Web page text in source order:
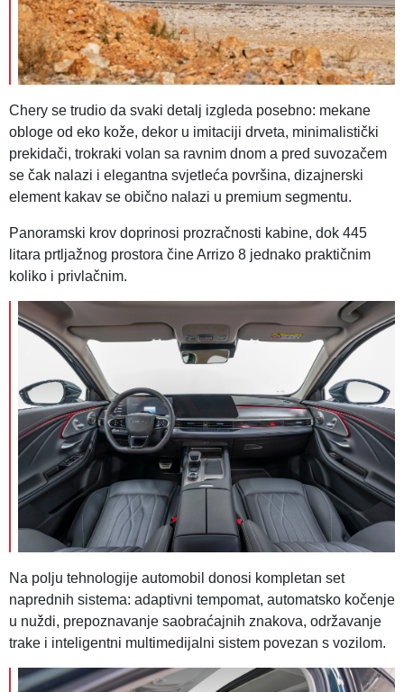
Chery se trudio da svaki detalj izgleda posebno: mekane
obloge od eko kože, dekor u imitaciji drveta, minimalistički
prekidači, trokraki volan sa ravnim dnom a pred suvozačem
se čak nalazi i elegantna svjetleća površina, dizajnerski
element kakav se obično nalazi u premium segmentu.
Panoramski krov doprinosi prozračnosti kabine, dok 445
litara prtljažnog prostora čine Arrizo 8 jednako praktičnim
koliko i privlačnim.
Na polju tehnologije automobil donosi kompletan set
naprednih sistema: adaptivni tempomat, automatsko kočenje
u nuždi, prepoznavanje saobraćajnih znakova, održavanje
trake i inteligentni multimedijalni sistem povezan s vozilom.